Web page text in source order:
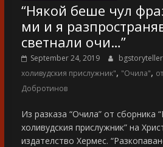
“Някой беше чул
ми и я
светнали очи…”
September 24, 2019 bgstoryteller
холивудския прислужник", "Очила",
Добротинов
Из разказа “Очила” от сборника
холивудския прислужник” на
издателство Хермес.